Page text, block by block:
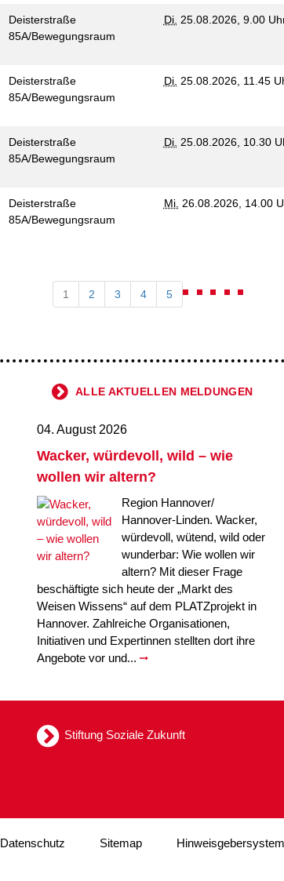
Deisterstraße
85A/Bewegungsraum
Di. 25.08.2026, 9.00
Deisterstraße
85A/Bewegungsraum
Di. 25.08.2026, 11.45
Deisterstraße
85A/Bewegungsraum
Di. 25.08.2026, 10.30
Deisterstraße
85A/Bewegungsraum
Mi. 26.08.2026, 14.00
1 2 3 4 5
ALLE AKTUELLEN MELDUNGEN
04. August 2026
Wacker, würdevoll, wild – wie
wollen wir altern?
Region Hannover/
Hannover-Linden. Wacker,
würdevoll, wütend, wild oder
wunderbar: Wie wollen wir
altern? Mit dieser Frage
beschäftigte sich heute der „Markt des
Weisen Wissens“ auf dem PLATZprojekt in
Hannover. Zahlreiche Organisationen,
Initiativen und Expertinnen stellten dort ihre
Angebote vor und...
Stiftung Soziale Zukunft
Datenschutz Sitemap Hinweisgebersystem